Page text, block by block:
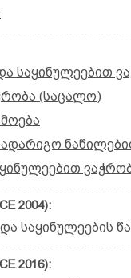
საყინულეებით
(საცალო)
2004):
საყინულეების
2016):